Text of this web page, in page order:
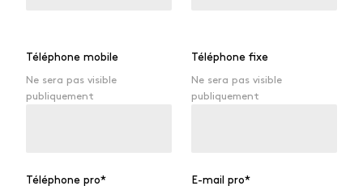
Téléphone mobile
Ne sera pas visible
publiquement
Téléphone fixe
Ne sera pas visible
publiquement
Téléphone pro* E-mail pro*